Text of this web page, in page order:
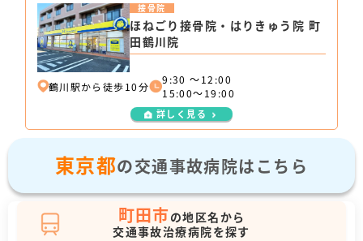
ほねごり接骨院・はりきゅう院 町
田鶴川院
接骨院
鶴川駅から徒歩10分
9:30 ～12:00
15:00～19:00
詳しく見る
東京都の交通事故病院はこちら
町田市の地区名から
交通事故治療病院を探す